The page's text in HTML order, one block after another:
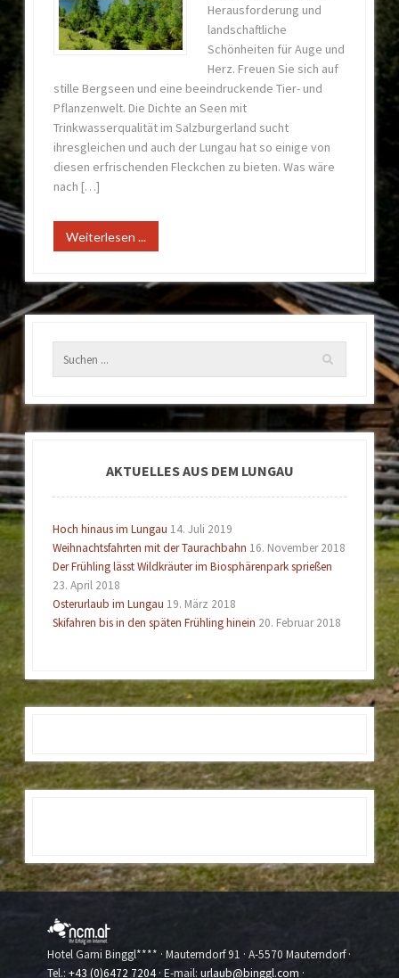
Herausforderung und
landschaftliche
Schönheiten für Auge und
Herz. Freuen Sie sich auf
stille Bergseen und eine beeindruckende Tier- und
Pflanzenwelt. Die Dichte an Seen mit
Trinkwasserqualität im Salzburgerland sucht
ihresgleichen und auch der Lungau hat so einige von
diesen erfrischenden Fleckchen zu bieten. Was wäre
nach […]
Weiterlesen ...
AKTUELLES AUS DEM LUNGAU
Hoch hinaus im Lungau 14. Juli 2019
Weihnachtsfahrten mit der Taurachbahn 16. November 2018
Der Frühling lässt Wildkräuter im Biosphärenpark sprießen
23. April 2018
Osterurlaub im Lungau 19. März 2018
Skifahren bis in den späten Frühling hinein 20. Februar 2018
Hotel Garni Binggl**** · Mauterndorf 91 · A-5570 Mauterndorf ·
Tel.:+43 (0)6472 7204· E-mail:urlaub@binggl.com ·